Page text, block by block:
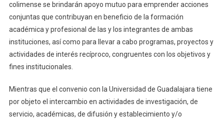
colimense se brindarán apoyo mutuo para emprender acciones
conjuntas que contribuyan en beneficio de la formación
académica y profesional de las y los integrantes de ambas
instituciones, así como para llevar a cabo programas, proyectos y
actividades de interés recíproco, congruentes con los objetivos y
fines institucionales.
Mientras que el convenio con la Universidad de Guadalajara tiene
por objeto el intercambio en actividades de investigación, de
servicio, académicas, de difusión y establecimiento y/o